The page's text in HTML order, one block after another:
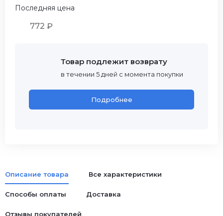
Последняя цена
772 ₽
Товар подлежит возврату
в течении 5 дней с момента покупки
Подробнее
Описание товара Все характеристики
Способы оплаты Доставка
Отзывы покупателей